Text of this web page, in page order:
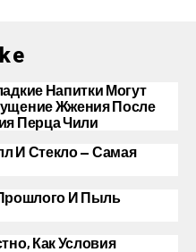
Напитки Могут
Жжения После
Перца Чили
И Стекло — Самая
И Пыль
Как Условия